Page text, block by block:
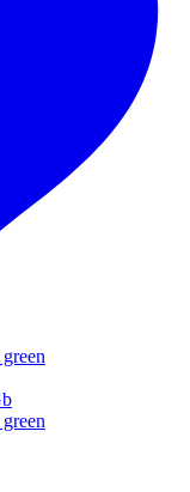
green
green